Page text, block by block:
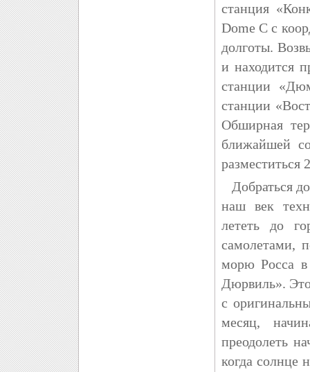
станция
Dome C с
долготы.
и находится
станции
станции
Обширная
ближайшей
разместиться
Добраться
наш век
лететь до
самолетами,
морю Росса в
Дюрвиль».
с
месяц,
преодолеть
когда солнце